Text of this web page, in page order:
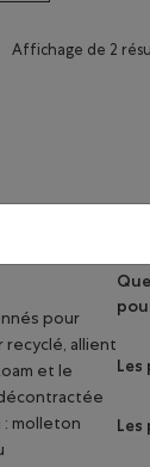
Affichage de 2
pour
allient
et le
: molleton